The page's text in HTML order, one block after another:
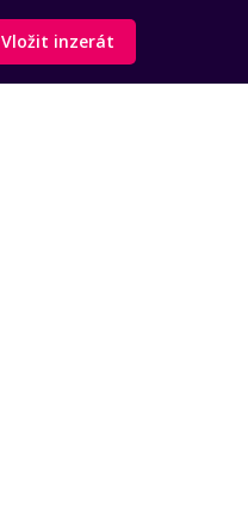
Vložit inzerát